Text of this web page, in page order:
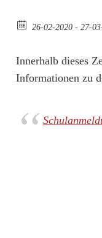
26-02-2020 - 27-
Innerhalb dieses
Informationen zu